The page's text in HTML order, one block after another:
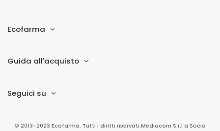
Ecofarma
Guida all'acquisto
Seguici su
© 2013-2023 Ecofarma. Tutti i diritti riservati.Mediacom S.r.l a Socio